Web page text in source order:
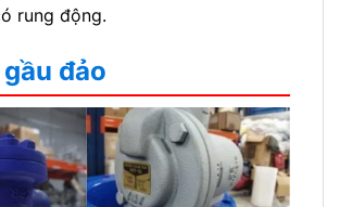
rung động.
đảo